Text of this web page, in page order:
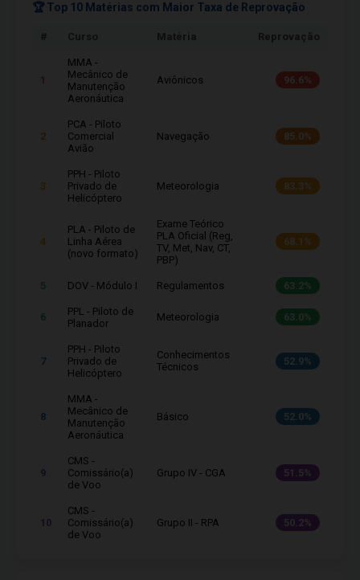
🏆 Top 10 Matérias com Maior Taxa de Reprovação
# Curso Matéria Reprovação
1
MMA -
Mecânico de
Manutenção
Aeronáutica
Aviônicos 96.6%
2
PCA - Piloto
Comercial
Avião
Navegação 85.0%
3
PPH - Piloto
Privado de
Helicóptero
Meteorologia 83.3%
4
PLA - Piloto de
Linha Aérea
(novo formato)
Exame Teórico
PLA Oficial (Reg,
TV, Met, Nav, CT,
PBP)
68.1%
5 DOV - Módulo I Regulamentos 63.2%
6
PPL - Piloto de
Planador
Meteorologia 63.0%
7
PPH - Piloto
Privado de
Helicóptero
Conhecimentos
Técnicos
52.9%
8
MMA -
Mecânico de
Manutenção
Aeronáutica
Básico 52.0%
9
CMS -
Comissário(a)
de Voo
Grupo IV - CGA 51.5%
10
CMS -
Comissário(a)
de Voo
Grupo II - RPA 50.2%